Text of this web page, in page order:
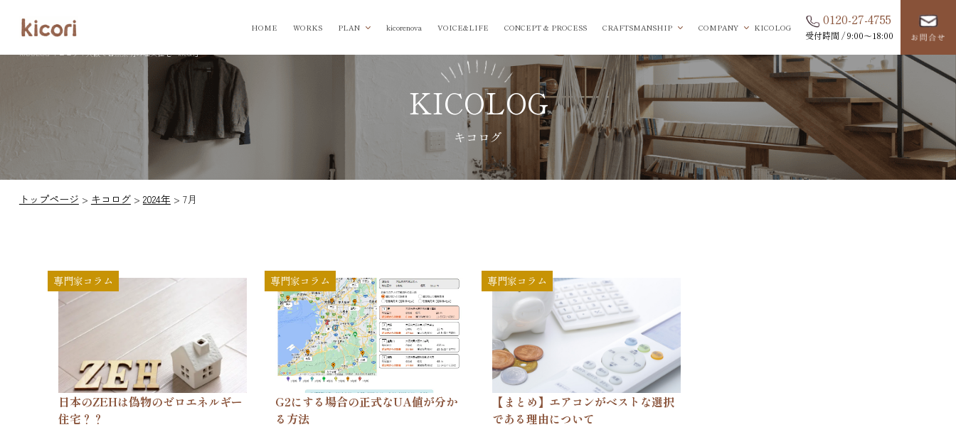
HOME WORKS PLAN kicorenova VOICE&LIFE CONCEPT & PROCESS CRAFTSMANSHIP COMPANY KICOLOG 0120-27-4755
受付時間 / 9:00〜18:00
KICOLOG
キコログ
KICOLOGキコログ| 大阪で自然素材の注文住宅「kicori」
トップページ > キコログ> 2024年 > 7月
日本のZEHは偽物のゼロエネルギー
住宅？？
専門家コラム
G2にする場合の正式なUA値が分か
る方法
専門家コラム
【まとめ】エアコンがベストな選択
である理由について
専門家コラム